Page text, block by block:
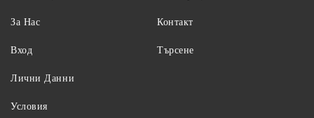
За Нас
Вход
Контакт
Търсене
Лични Данни
Условия